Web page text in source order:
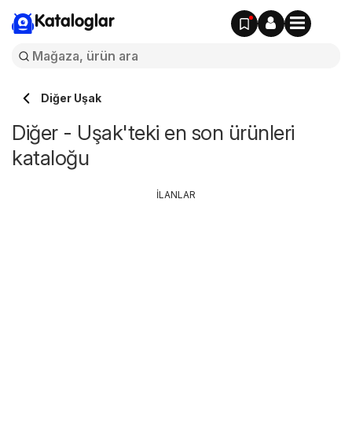
Kataloglar
Diğer Uşak
Diğer - Uşak'teki en son ürünleri
kataloğu
İLANLAR